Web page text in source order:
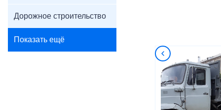
Дорожное строительство
Показать ещё